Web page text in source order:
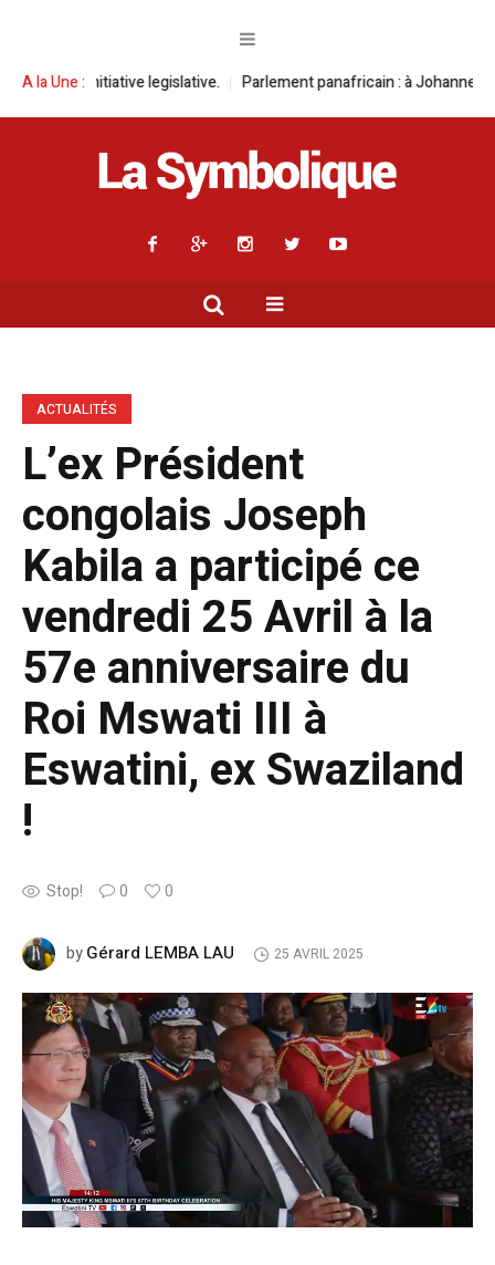
A la Une :
legislative. Parlement panafricain : à Johannesburg, Aimé Boji
ACTUALITÉS
L’ex Président
congolais Joseph
Kabila a participé ce
vendredi 25 Avril à la
57e anniversaire du
Roi Mswati III à
Eswatini, ex Swaziland
!
Stop! 0 0
byGérard LEMBA LAU 25 AVRIL 2025